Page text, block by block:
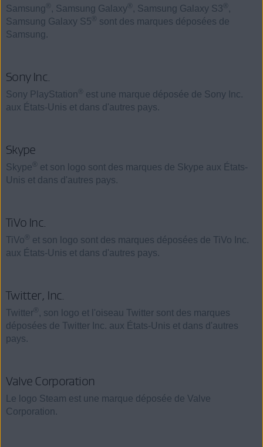
Samsung ® , Samsung Galaxy ® , Samsung Galaxy S3 ® ,
Samsung Galaxy S5 ®
sont des marques déposées de
Samsung.
Sony Inc.
Sony PlayStation ®
est une marque déposée de Sony Inc.
aux États-Unis et dans d'autres pays.
Skype
Skype ®
et son logo sont des marques de Skype aux États-
Unis et dans d'autres pays.
TiVo Inc.
TiVo ®
et son logo sont des marques déposées de TiVo Inc.
aux États-Unis et dans d'autres pays.
Twitter, Inc.
Twitter ® , son logo et l'oiseau Twitter sont des marques
déposées de Twitter Inc. aux États-Unis et dans d'autres
pays.
Valve Corporation
Le logo Steam est une marque déposée de Valve
Corporation.